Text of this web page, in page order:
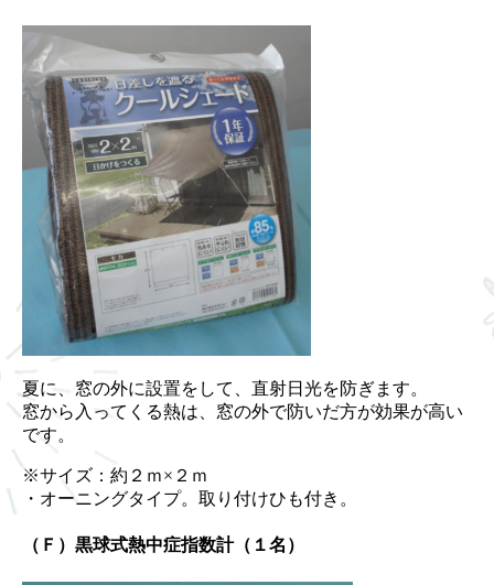
夏に、窓の外に設置をして、直射日光を防ぎます。
窓から入ってくる熱は、窓の外で防いだ方が効果が高い
です。
※サイズ：約２ｍ×２ｍ
・オーニングタイプ。取り付けひも付き。
（Ｆ）黒球式熱中症指数計（１名）